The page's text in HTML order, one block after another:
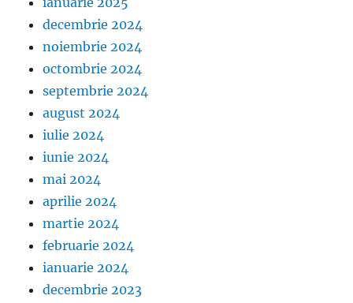
decembrie 2024
noiembrie 2024
octombrie 2024
septembrie 2024
august 2024
iulie 2024
iunie 2024
mai 2024
aprilie 2024
martie 2024
februarie 2024
ianuarie 2024
decembrie 2023